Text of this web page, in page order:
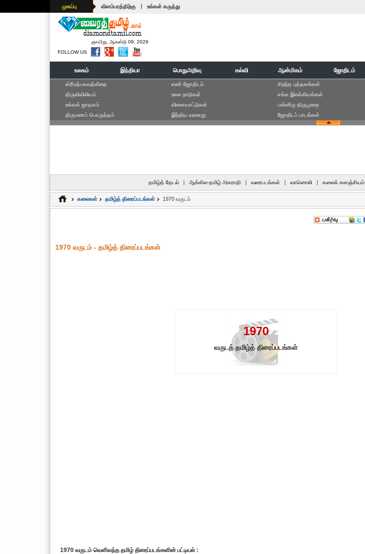
முகப்பு விளம்பரத்திற்கு | உங்கள் கருத்து
ஞாயிறு, ஆகஸ்டு 09, 2026
FOLLOW US
உலகம் இந்தியா பொதுஅறிவு கல்வி ஆன்மிகம் ஜோதிடம்
ஸ்ரீமத்பகவத்கீதை
திருவிவிலியம்
உங்கள் ஜாதகம்
திருமணப் பொருத்தம்
எ‌ண் ஜோ‌திட‌ம்
உலக நாடுகள்
விளையாட்டுகள்
இந்திய வரலாறு
சிறந்த புத்தகங்கள்
சங்க இலக்கியங்கள்
பன்னிரு திருமுறை
ஜோதிடப் பாடங்கள்
தமிழ்த் தேடல் | ஆங்கில-தமிழ் அகராதி | வரைபடங்கள் | வானொலி | கலைக் களஞ்சியம்
கலைகள் தமிழ்த் திரைப்படங்கள் 1970 வருடம்
1970 வருடம் - தமிழ்த் திரைப்படங்கள்
1970
வருடத் தமிழ்த் திரைப்படங்கள்
1970 வருடம் வெளிவந்த தமிழ் திரைப்படங்களின் பட்டியல் :